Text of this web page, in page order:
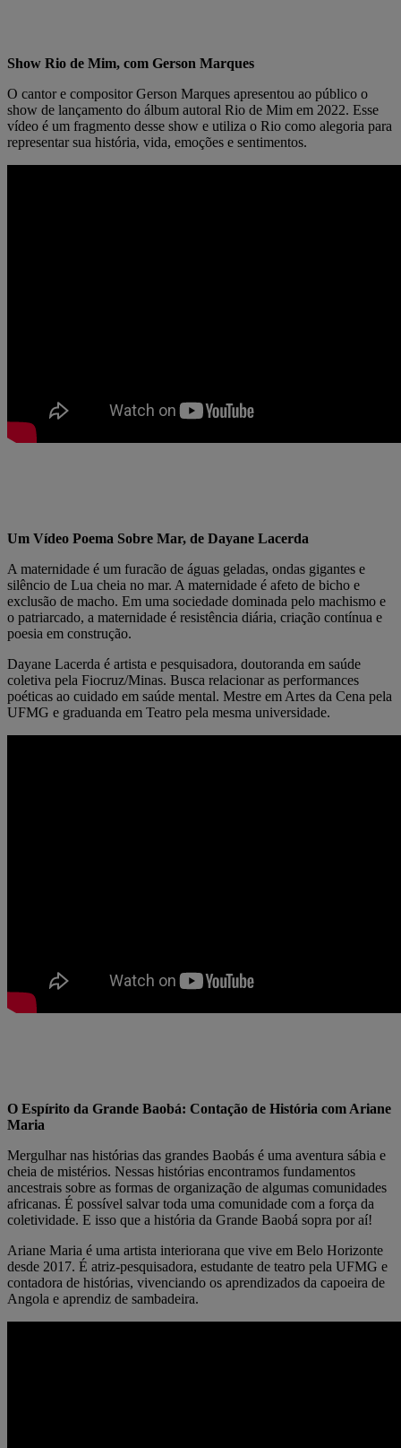
Show Rio de Mim, com Gerson Marques
O cantor e compositor Gerson Marques apresentou ao público o
show de lançamento do álbum autoral Rio de Mim em 2022. Esse
vídeo é um fragmento desse show e utiliza o Rio como alegoria para
representar sua história, vida, emoções e sentimentos.
Um Vídeo Poema Sobre Mar, de Dayane Lacerda
A maternidade é um furacão de águas geladas, ondas gigantes e
silêncio de Lua cheia no mar. A maternidade é afeto de bicho e
exclusão de macho. Em uma sociedade dominada pelo machismo e
o patriarcado, a maternidade é resistência diária, criação contínua e
poesia em construção.
Dayane Lacerda é artista e pesquisadora, doutoranda em saúde
coletiva pela Fiocruz/Minas. Busca relacionar as performances
poéticas ao cuidado em saúde mental. Mestre em Artes da Cena pela
UFMG e graduanda em Teatro pela mesma universidade.
O Espírito da Grande Baobá: Contação de História com Ariane
Maria
Mergulhar nas histórias das grandes Baobás é uma aventura sábia e
cheia de mistérios. Nessas histórias encontramos fundamentos
ancestrais sobre as formas de organização de algumas comunidades
africanas. É possível salvar toda uma comunidade com a força da
coletividade. E isso que a história da Grande Baobá sopra por aí!
Ariane Maria é uma artista interiorana que vive em Belo Horizonte
desde 2017. É atriz-pesquisadora, estudante de teatro pela UFMG e
contadora de histórias, vivenciando os aprendizados da capoeira de
Angola e aprendiz de sambadeira.